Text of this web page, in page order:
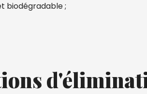
biodégradable ;